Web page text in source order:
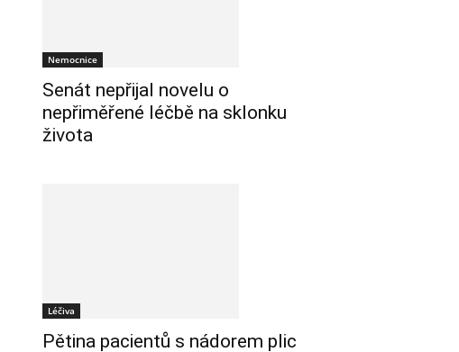
Nemocnice
Senát nepřijal novelu o
nepřiměřené léčbě na sklonku
života
Léčiva
Pětina pacientů s nádorem plic